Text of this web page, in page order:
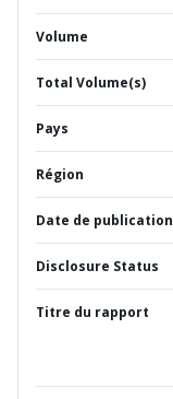
Volume
Total Volume(s)
Pays
Région
Date de publication
Disclosure Status
Titre du rapport